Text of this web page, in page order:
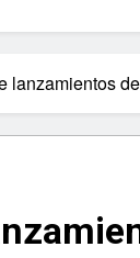
lanzamientos